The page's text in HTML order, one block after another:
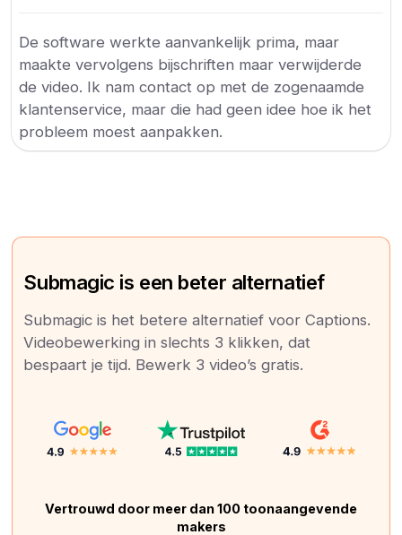
De software werkte aanvankelijk prima, maar
maakte vervolgens bijschriften maar verwijderde
de video. Ik nam contact op met de zogenaamde
klantenservice, maar die had geen idee hoe ik het
probleem moest aanpakken.
Submagic is een beter alternatief
Submagic is het betere alternatief voor Captions.
Videobewerking in slechts 3 klikken, dat
bespaart je tijd. Bewerk 3 video’s gratis.
Vertrouwd door meer dan 100 toonaangevende
makers